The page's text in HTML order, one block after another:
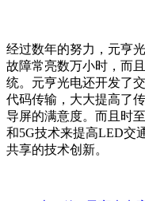
经过数年的努力，元亨
故障常亮数万小时，而
统。元亨光电还开发了
代码传输，大大提高了
导屏的满意度。而且时
和5G技术来提高LED交
共享的技术创新。